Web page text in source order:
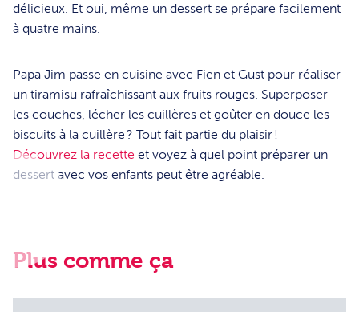
délicieux. Et oui, même un dessert se prépare facilement
à quatre mains.
Papa Jim passe en cuisine avec Fien et Gust pour réaliser
un tiramisu rafraîchissant aux fruits rouges. Superposer
les couches, lécher les cuillères et goûter en douce les
biscuits à la cuillère ? Tout fait partie du plaisir !
Découvrez la recette et voyez à quel point préparer un
dessert avec vos enfants peut être agréable.
Plus comme ça